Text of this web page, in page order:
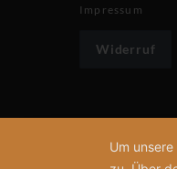
Impressum
Widerruf
Um